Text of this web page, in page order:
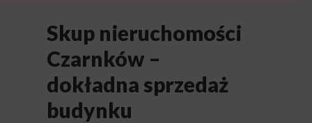
Skup nieruchomości
Czarnków –
dokładna sprzedaż
budynku